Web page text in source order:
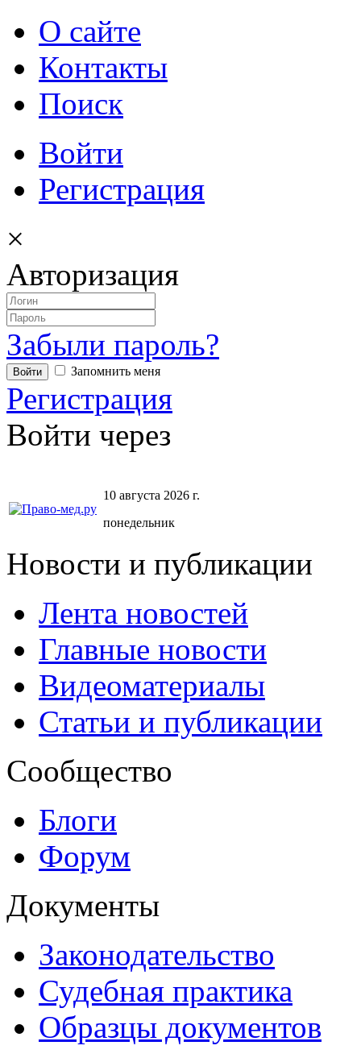
О сайте
Контакты
Поиск
Войти
Регистрация
×
Авторизация
Забыли пароль?
Запомнить меня
Регистрация
Войти через
10 августа 2026 г.
понедельник
Новости и публикации
Лента новостей
Главные новости
Видеоматериалы
Статьи и публикации
Сообщество
Блоги
Форум
Документы
Законодательство
Судебная практика
Образцы документов